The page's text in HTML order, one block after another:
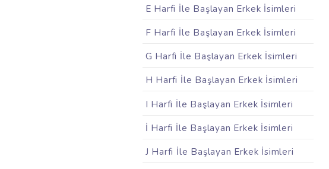
E Harfi İle Başlayan Erkek İsimleri
F Harfi İle Başlayan Erkek İsimleri
G Harfi İle Başlayan Erkek İsimleri
H Harfi İle Başlayan Erkek İsimleri
I Harfi İle Başlayan Erkek İsimleri
İ Harfi İle Başlayan Erkek İsimleri
J Harfi İle Başlayan Erkek İsimleri